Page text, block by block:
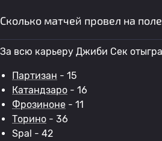
Сколько матчей провел на
За всю карьеру Джиби Сек
Партизан - 15
Катандзаро - 16
Фрозиноне - 11
Торино - 36
Spal - 42